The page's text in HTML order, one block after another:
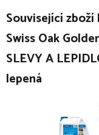
Související
Swiss Oak
SLEVY A
lepená